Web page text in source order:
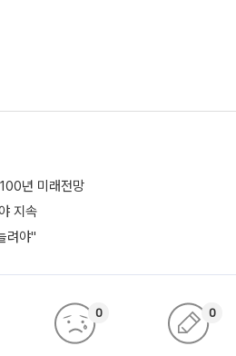
년 미래전망
지속
려야"
0 0